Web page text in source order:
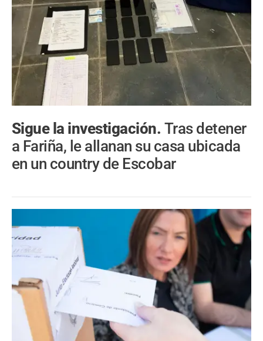
Sigue la investigación. Tras detener
a Fariña, le allanan su casa ubicada
en un country de Escobar